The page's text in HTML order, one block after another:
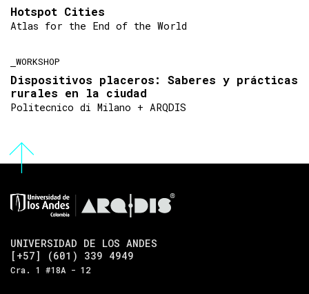
Hotspot Cities
Atlas for the End of the World
WORKSHOP
Dispositivos placeros: Saberes y prácticas
rurales en la ciudad
Politecnico di Milano + ARQDIS
UNIVERSIDAD DE LOS ANDES
[+57] (601) 339 4949
Cra. 1 #18A - 12